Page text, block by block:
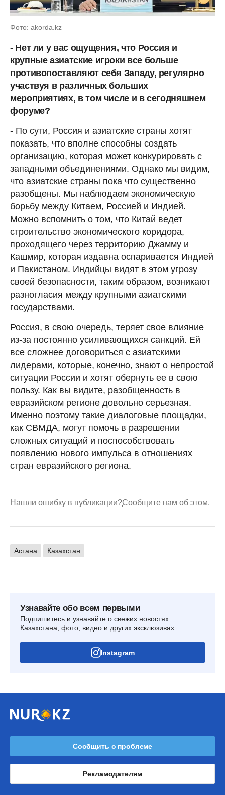
Фото: akorda.kz
- Нет ли у вас ощущения, что Россия и
крупные азиатские игроки все больше
противопоставляют себя Западу, регулярно
участвуя в различных больших
мероприятиях, в том числе и в сегодняшнем
форуме?
- По сути, Россия и азиатские страны хотят
показать, что вполне способны создать
организацию, которая может конкурировать с
западными объединениями. Однако мы видим,
что азиатские страны пока что существенно
разобщены. Мы наблюдаем экономическую
борьбу между Китаем, Россией и Индией.
Можно вспомнить о том, что Китай ведет
строительство экономического коридора,
проходящего через территорию Джамму и
Кашмир, которая издавна оспаривается Индией
и Пакистаном. Индийцы видят в этом угрозу
своей безопасности, таким образом, возникают
разногласия между крупными азиатскими
государствами.
Россия, в свою очередь, теряет свое влияние
из-за постоянно усиливающихся санкций. Ей
все сложнее договориться с азиатскими
лидерами, которые, конечно, знают о непростой
ситуации России и хотят обернуть ее в свою
пользу. Как вы видите, разобщенность в
евразийском регионе довольно серьезная.
Именно поэтому такие диалоговые площадки,
как СВМДА, могут помочь в разрешении
сложных ситуаций и поспособствовать
появлению нового импульса в отношениях
стран евразийского региона.
Нашли ошибку в публикации?Сообщите нам об этом.
Астана Казахстан
Узнавайте обо всем первыми
Подпишитесь и узнавайте о свежих новостях
Казахстана, фото, видео и других эксклюзивах
Instagram
Сообщить о проблеме
Рекламодателям